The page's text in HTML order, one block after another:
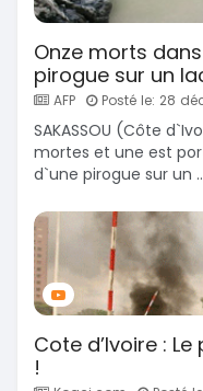
Onze morts
pirogue sur un
AFP Posté le: 28
SAKASSOU (Côte
mortes et une est
d`une pirogue sur un
Cote d’Ivoire :
!